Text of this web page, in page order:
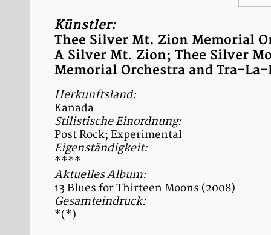
Künstler:
Thee Silver Mt. Zion Memorial
A Silver Mt. Zion; Thee Silver
Memorial Orchestra and Tra-
Herkunftsland:
Kanada
Stilistische Einordnung:
Post Rock; Experimental
Eigenständigkeit:
****
Aktuelles Album:
13 Blues for Thirteen Moons (2008)
Gesamteindruck:
*(*)